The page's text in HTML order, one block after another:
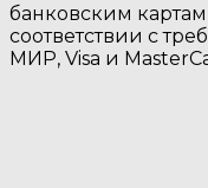
банковским картам
соответствии с
МИР, Visa и